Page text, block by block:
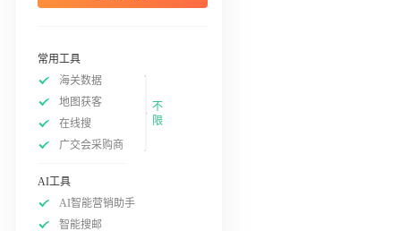
常用工具
海关数据
地图获客
在线搜
广交会采购商
不
限
AI工具
AI智能营销助手
智能搜邮